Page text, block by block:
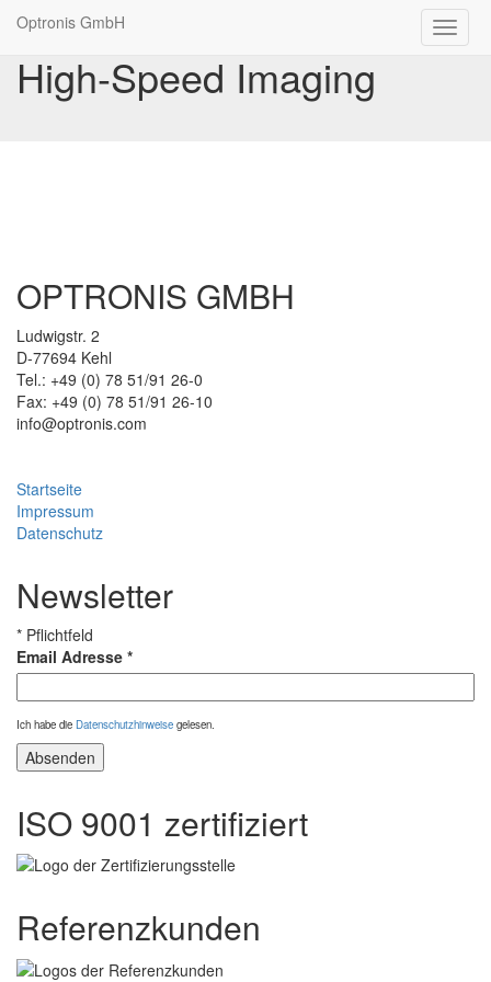
Optronis GmbH
High-Speed Imaging
OPTRONIS GMBH
Ludwigstr. 2
D-77694 Kehl
Tel.: +49 (0) 78 51/91 26-0
Fax: +49 (0) 78 51/91 26-10
info@optronis.com
Startseite
Impressum
Datenschutz
Newsletter
* Pflichtfeld
Email Adresse *
Ich habe die Datenschutzhinweise gelesen.
ISO 9001 zertifiziert
Referenzkunden